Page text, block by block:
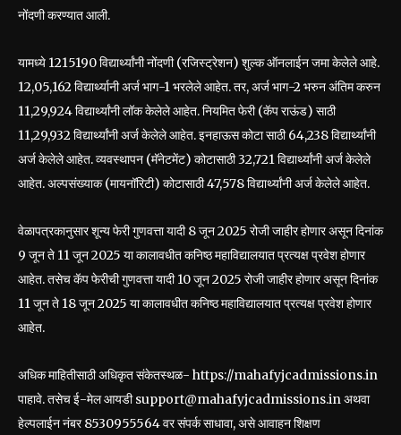
नोंदणी करण्यात आली.
यामध्ये 1215190 विद्यार्थ्यांनी नोंदणी (रजिस्ट्रेशन) शुल्क ऑनलाईन जमा केलेले आहे.
12,05,162 विद्यार्थ्यानी अर्ज भाग-1 भरलेले आहेत. तर, अर्ज भाग-2 भरुन अंतिम करुन
11,29,924 विद्यार्थ्यांनी लॉक केलेले आहेत. नियमित फेरी (कॅप राऊंड) साठी
11,29,932 विद्यार्थ्यांनी अर्ज केलेले आहेत. इनहाऊस कोटा साठी 64,238 विद्यार्थ्यांनी
अर्ज केलेले आहेत. व्यवस्थापन (मॅनेटमेंट) कोटासाठी 32,721 विद्यार्थ्यांनी अर्ज केलेले
आहेत. अल्पसंख्याक (मायनॉरिटी) कोटासाठी 47,578 विद्यार्थ्यांनी अर्ज केलेले आहेत.
वेळापत्रकानुसार शून्य फेरी गुणवत्ता यादी 8 जून 2025 रोजी जाहीर होणार असून दिनांक
9 जून ते 11 जून 2025 या कालावधीत कनिष्ठ महाविद्यालयात प्रत्यक्ष प्रवेश होणार
आहेत. तसेच कॅप फेरीची गुणवत्ता यादी 10 जून 2025 रोजी जाहीर होणार असून दिनांक
11 जून ते 18 जून 2025 या कालावधीत कनिष्ठ महाविद्यालयात प्रत्यक्ष प्रवेश होणार
आहेत.
अधिक माहितीसाठी अधिकृत संकेतस्थळ- https://mahafyjcadmissions.in
पाहावे. तसेच ई-मेल आयडी support@mahafyjcadmissions.in अथवा
हेल्पलाईन नंबर 8530955564 वर संपर्क साधावा, असे आवाहन शिक्षण